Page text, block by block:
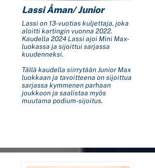
Lassi Åman/ Junior
Lassi on 13-vuotias kuljettaja, joka
aloitti kartingin vuonna 2022.
Kaudella 2024 Lassi ajoi Mini Max-
luokassa ja sijoittui sarjassa
kuudenneksi.
Tällä kaudella siirrytään Junior Max
luokkaan ja tavoitteena on sijoittua
sarjassa kymmenen parhaan
joukkoon ja saalistaa myös
muutama podium-sijoitus.